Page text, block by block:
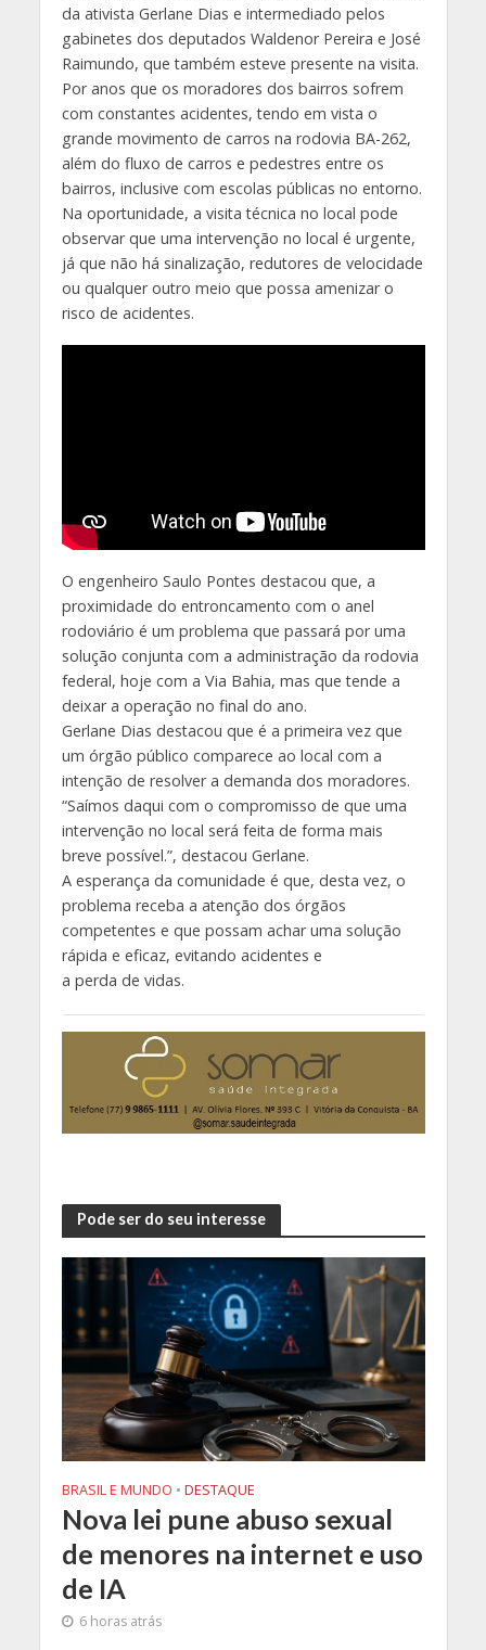
da ativista Gerlane Dias e intermediado pelos
gabinetes dos deputados Waldenor Pereira e José
Raimundo, que também esteve presente na visita.
Por anos que os moradores dos bairros sofrem
com constantes acidentes, tendo em vista o
grande movimento de carros na rodovia BA-262,
além do fluxo de carros e pedestres entre os
bairros, inclusive com escolas públicas no entorno.
Na oportunidade, a visita técnica no local pode
observar que uma intervenção no local é urgente,
já que não há sinalização, redutores de velocidade
ou qualquer outro meio que possa amenizar o
risco de acidentes.
O engenheiro Saulo Pontes destacou que, a
proximidade do entroncamento com o anel
rodoviário é um problema que passará por uma
solução conjunta com a administração da rodovia
federal, hoje com a Via Bahia, mas que tende a
deixar a operação no final do ano.
Gerlane Dias destacou que é a primeira vez que
um órgão público comparece ao local com a
intenção de resolver a demanda dos moradores.
“Saímos daqui com o compromisso de que uma
intervenção no local será feita de forma mais
breve possível.”, destacou Gerlane.
A esperança da comunidade é que, desta vez, o
problema receba a atenção dos órgãos
competentes e que possam achar uma solução
rápida e eficaz, evitando acidentes e
a perda de vidas.
Pode ser do seu interesse
BRASIL E MUNDO • DESTAQUE
Nova lei pune abuso sexual
de menores na internet e uso
de IA
6 horas atrás